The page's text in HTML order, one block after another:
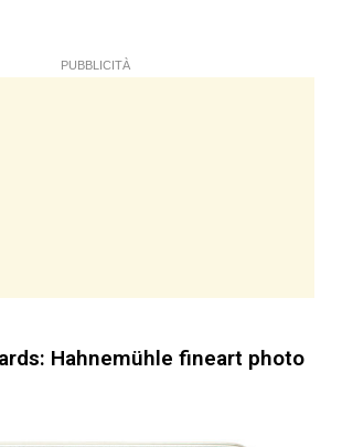
PUBBLICITÀ
Hahnemühle fineart photo